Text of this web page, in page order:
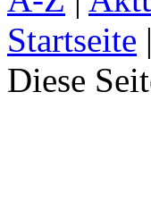
Startseite |
Diese